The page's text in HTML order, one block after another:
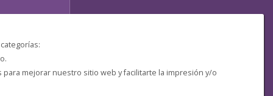
mejorar nuestro sitio web y facilitarte la impresión y/o